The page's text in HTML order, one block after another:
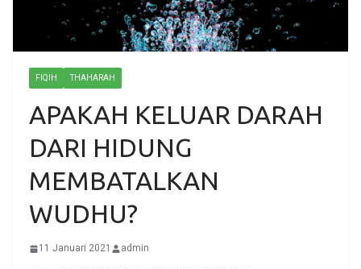
FIQIH THAHARAH
APAKAH KELUAR DARAH
DARI HIDUNG
MEMBATALKAN
WUDHU?
11 Januari 2021 admin